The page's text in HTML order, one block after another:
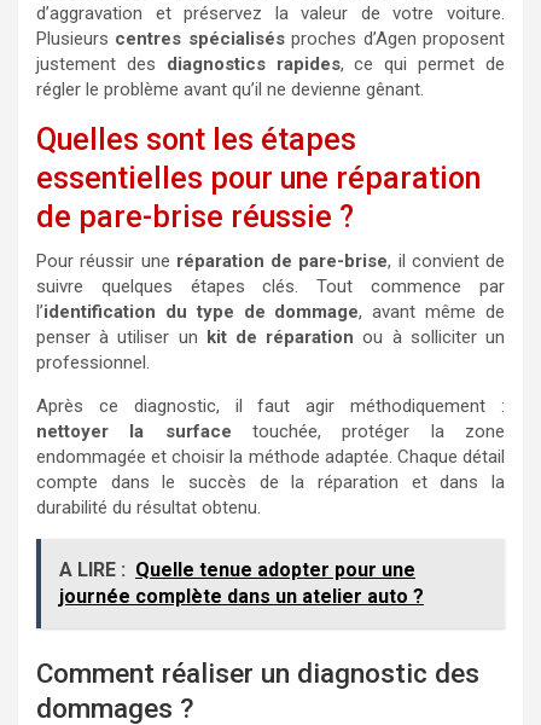
d’aggravation et préservez la valeur de votre voiture.
Plusieurs centres spécialisésproches d’Agen proposent
justement des diagnostics rapides, ce qui permet de
régler le problème avant qu’il ne devienne gênant.
Quelles sont les étapes
essentielles pour une réparation
de pare-brise réussie ?
Pour réussir une réparation de pare-brise, il convient de
suivre quelques étapes clés. Tout commence par
l’identification du type de dommage, avant même de
penser à utiliser un kit de réparation ou à solliciter un
professionnel.
Après ce diagnostic, il faut agir méthodiquement :
nettoyer la surface touchée, protéger la zone
endommagée et choisir la méthode adaptée. Chaque détail
compte dans le succès de la réparation et dans la
durabilité du résultat obtenu.
A LIRE : Quelle tenue adopter pour une
journée complète dans un atelier auto ?
Comment réaliser un diagnostic des
dommages ?